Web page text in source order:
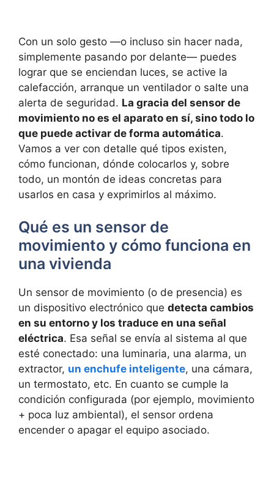
Con un solo gesto —o incluso sin hacer nada,
simplemente pasando por delante— puedes
lograr que se enciendan luces, se active la
calefacción, arranque un ventilador o salte una
alerta de seguridad. La gracia del sensor de
movimiento no es el aparato en sí, sino todo lo
que puede activar de forma automática.
Vamos a ver con detalle qué tipos existen,
cómo funcionan, dónde colocarlos y, sobre
todo, un montón de ideas concretas para
usarlos en casa y exprimirlos al máximo.
Qué es un sensor de
movimiento y cómo funciona en
una vivienda
Un sensor de movimiento (o de presencia) es
un dispositivo electrónico que detecta cambios
en su entorno y los traduce en una señal
eléctrica. Esa señal se envía al sistema al que
esté conectado: una luminaria, una alarma, un
extractor, un enchufe inteligente, una cámara,
un termostato, etc. En cuanto se cumple la
condición configurada (por ejemplo, movimiento
+ poca luz ambiental), el sensor ordena
encender o apagar el equipo asociado.